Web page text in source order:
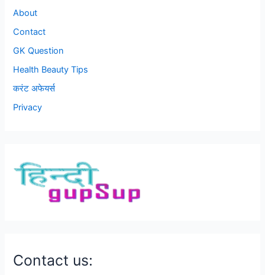
About
Contact
GK Question
Health Beauty Tips
करंट अफेयर्स
Privacy
Contact us: